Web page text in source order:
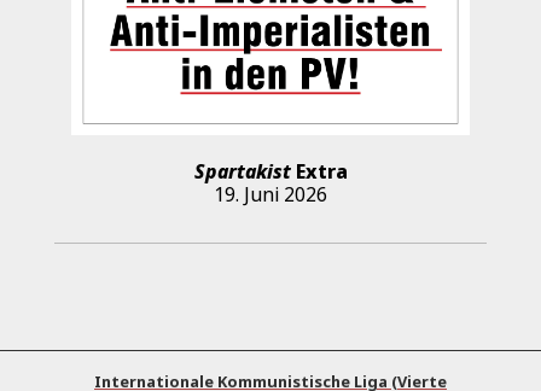
SpartakistExtra
19. Juni 2026
Internationale Kommunistische Liga (Vierte